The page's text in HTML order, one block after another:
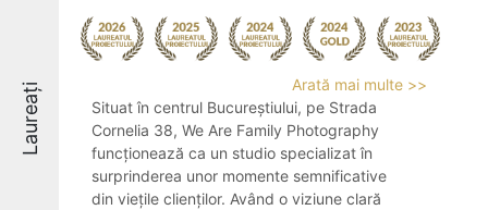
Laureați
Arată mai multe >>
Situat în centrul Bucureștiului, pe Strada
Cornelia 38, We Are Family Photography
funcționează ca un studio specializat în
surprinderea unor momente semnificative
din viețile clienților. Având o viziune clară